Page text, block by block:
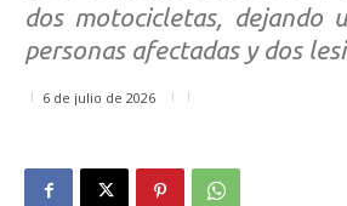
dos motocicletas, dejando
personas afectadas y dos
6 de julio de 2026